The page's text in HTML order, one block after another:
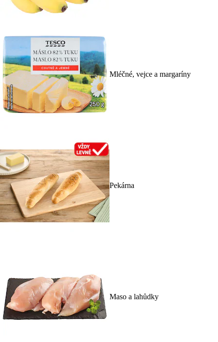
Mléčné, vejce a margaríny
Pekárna
Maso a lahůdky